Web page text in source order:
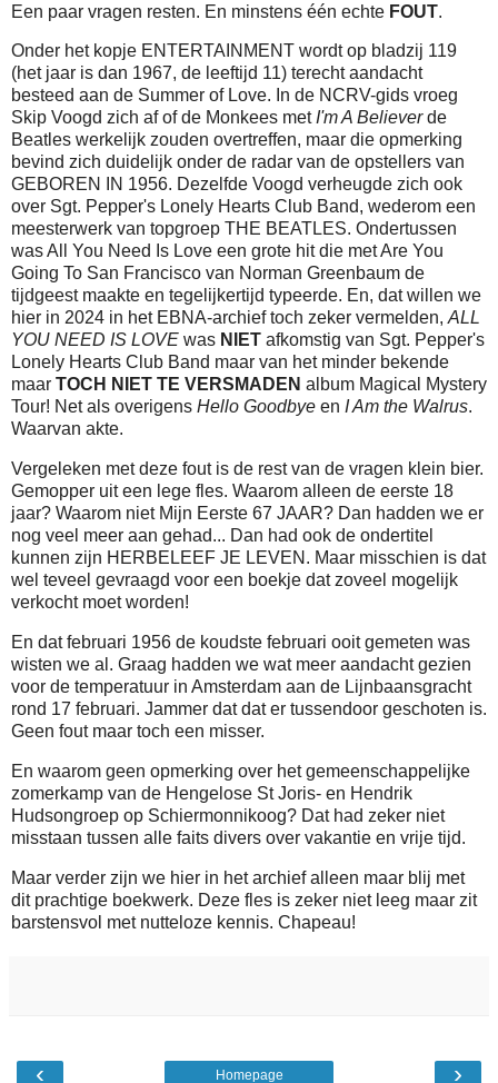
Een paar vragen resten. En minstens één echte FOUT.
Onder het kopje ENTERTAINMENT wordt op bladzij 119
(het jaar is dan 1967, de leeftijd 11) terecht aandacht
besteed aan de Summer of Love. In de NCRV-gids vroeg
Skip Voogd zich af of de Monkees metI'm A Believerde
Beatles werkelijk zouden overtreffen, maar die opmerking
bevind zich duidelijk onder de radar van de opstellers van
GEBOREN IN 1956. Dezelfde Voogd verheugde zich ook
over Sgt. Pepper's Lonely Hearts Club Band, wederom een
meesterwerk van topgroep THE BEATLES. Ondertussen
was All You Need Is Love een grote hit die met Are You
Going To San Francisco van Norman Greenbaum de
tijdgeest maakte en tegelijkertijd typeerde. En, dat willen we
hier in 2024 in het EBNA-archief toch zeker vermelden,ALL
YOU NEED IS LOVE was NIET afkomstig van Sgt. Pepper's
Lonely Hearts Club Band maar van het minder bekende
maar TOCH NIET TE VERSMADEN album Magical Mystery
Tour! Net als overigens Hello Goodbye en I Am the Walrus.
Waarvan akte.
Vergeleken met deze fout is de rest van de vragen klein bier.
Gemopper uit een lege fles. Waarom alleen de eerste 18
jaar? Waarom niet Mijn Eerste 67 JAAR? Dan hadden we er
nog veel meer aan gehad... Dan had ook de ondertitel
kunnen zijn HERBELEEF JE LEVEN. Maar misschien is dat
wel teveel gevraagd voor een boekje dat zoveel mogelijk
verkocht moet worden!
En dat februari 1956 de koudste februari ooit gemeten was
wisten we al. Graag hadden we wat meer aandacht gezien
voor de temperatuur in Amsterdam aan de Lijnbaansgracht
rond 17 februari. Jammer dat dat er tussendoor geschoten is.
Geen fout maar toch een misser.
En waarom geen opmerking over het gemeenschappelijke
zomerkamp van de Hengelose St Joris- en Hendrik
Hudsongroep op Schiermonnikoog? Dat had zeker niet
misstaan tussen alle faits divers over vakantie en vrije tijd.
Maar verder zijn we hier in het archief alleen maar blij met
dit prachtige boekwerk. Deze fles is zeker niet leeg maar zit
barstensvol met nutteloze kennis. Chapeau!
‹ ›
Homepage